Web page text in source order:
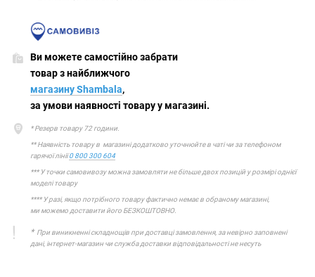
Ви можете самостійно забрати
товар з найближчого
магазину Shambala,
за умови наявності товару у магазині.
* Резерв товару 72 години.
** Наявність товару в магазині додатково уточнюйте в чаті чи за телефоном
гарячої лінії0 800 300 604
*** У точки самовивозу можна замовляти не більше двох позицій у розмірі однієї
моделі товару
**** У разі, якщо потрібного товару фактично немає в обраному магазині,
ми можемо доставити його БЕЗКОШТОВНО.
*При виникненні складнощів при доставці замовлення, за невірно заповнені
дані, інтернет-магазин чи служба доставки відповідальності не несуть